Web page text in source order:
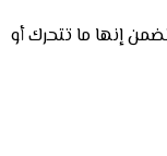
إنها ما تتحرك أو